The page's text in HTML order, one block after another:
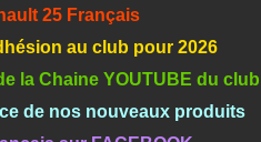
25 Français
au club pour 2026
la Chaine YOUTUBE du club
de nos nouveaux produits